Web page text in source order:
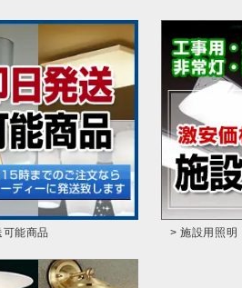
能商品 > 施設用照明